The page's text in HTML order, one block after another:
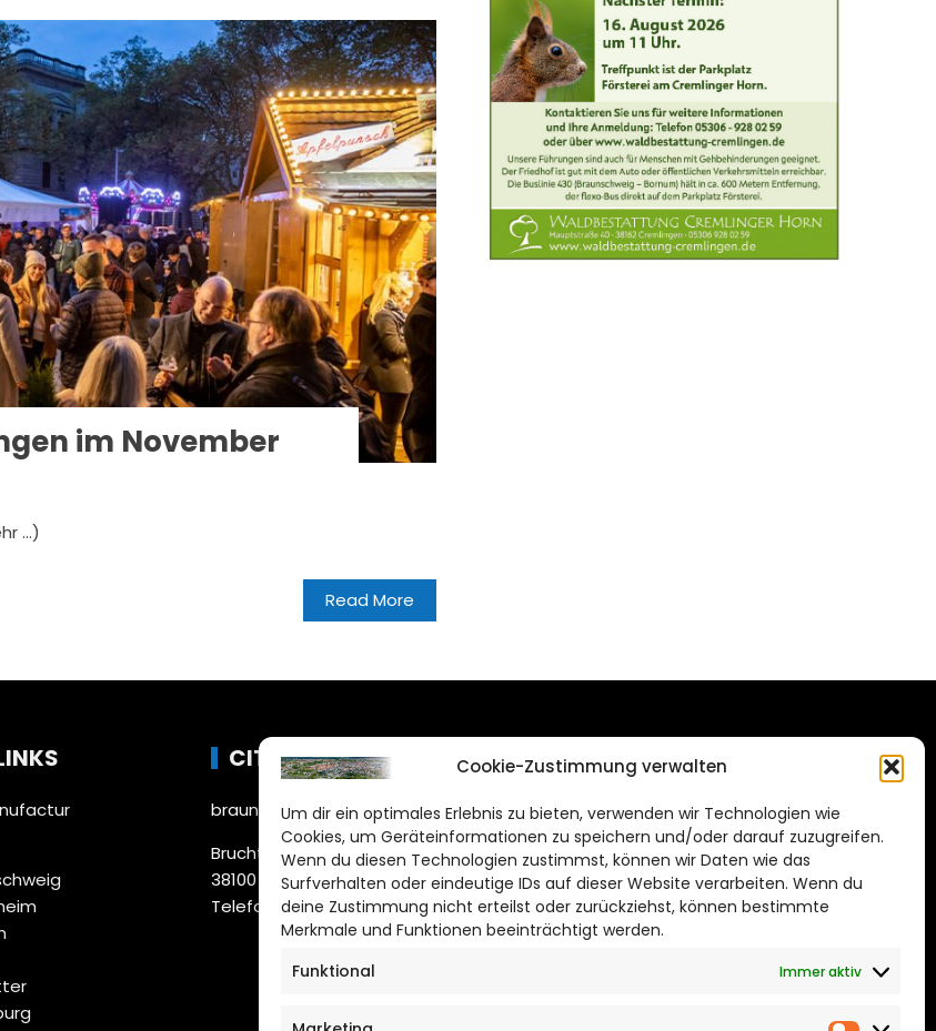
Cookie-Zustimmung verwalten
Um dir ein optimales Erlebnis zu bieten, verwenden wir Technologien wie
Cookies, um Geräteinformationen zu speichern und/oder darauf zuzugreifen.
Wenn du diesen Technologien zustimmst, können wir Daten wie das
Surfverhalten oder eindeutige IDs auf dieser Website verarbeiten. Wenn du
deine Zustimmung nicht erteilst oder zurückziehst, können bestimmte
Merkmale und Funktionen beeinträchtigt werden.
Funktional
Immer aktiv
im November
…)
Read More
CITYLIFE!
braunschweig@citylifemedien.de
Bruchtorwall 12
38100 Braunschweig
Telefon: 0531 387220 – 65
DAS STADTMAGAZIN
FÜR BRAUNSCHWEIG
Impressum
Datenschutzerklärung
Cookie Richtlinie
CITYLIFE! BEI FACEBOOK